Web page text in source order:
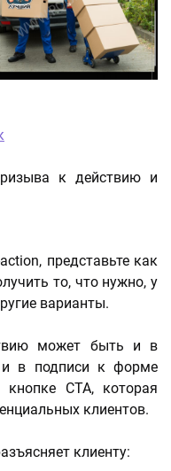
к действию и
представьте как
то, что нужно, у
варианты.
может быть и в
и в подписи к форме
CTA, которая
клиентов.
клиенту: